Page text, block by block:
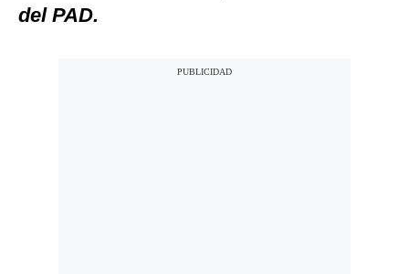
del PAD.